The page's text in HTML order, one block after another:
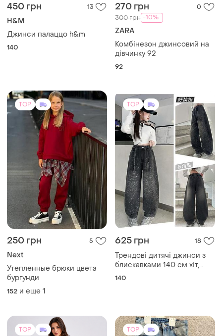
450 грн 13
H&M
Джинси палаццо h&m
140
270 грн 0
300 грн -10%
ZARA
Комбінезон джинсовий на
дівчинку 92
92
TOP
250 грн 5
Next
Утепленные брюки цвета
бургунди
152 и еще 1
TOP
625 грн 18
Трендові дитячі джинси з
блискавками 140 см хіт,
zara, next, h&m
140
TOP TOP